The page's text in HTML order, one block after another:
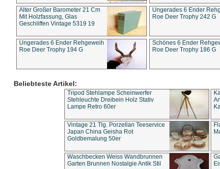
Alter Großer Barometer 21 Cm
Mit Holzfassung, Glas
Geschliffen Vintage 5319 19
Ungerades 6 Ender
Roe Deer Trophy 242 G
Ungerades 6 Ender Rehgeweih
Roe Deer Trophy 194 G
Schönes 6 Ender
Roe Deer Trophy 186 G
Beliebteste Artikel:
Tripod Stehlampe Scheinwerfer
Stehleuchte Dreibein Holz Stativ
Lampe Retro 60er
Vintage 21 Tlg. Porzellan Teeservice
Japan China Geisha Rot
Goldbemalung 50er
Waschbecken Weiss Wandbrunnen
Garten Brunnen Nostalgie Antik Stil